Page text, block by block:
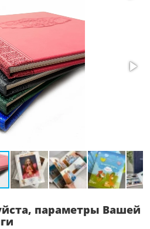
параметры Вашей